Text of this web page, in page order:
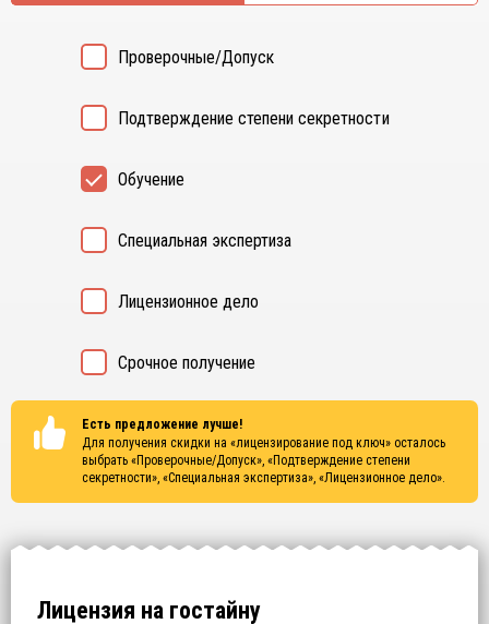
Проверочные/Допуск
Подтверждение степени секретности
Обучение
Специальная экспертиза
Лицензионное дело
Срочное получение
Есть предложение лучше!
Для получения скидки на «лицензирование под ключ» осталось
выбрать «Проверочные/Допуск», «Подтверждение степени
секретности», «Специальная экспертиза», «Лицензионное дело».
Лицензия на гостайну